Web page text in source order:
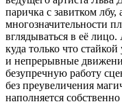
паричка с завитком лбу,
многозначительности
вглядываться в её
куда только что
и непрерывные
безупречную работу
без преувеличения
наполняется